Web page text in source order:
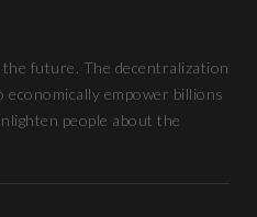
future. The decentralization
empower billions
people about the